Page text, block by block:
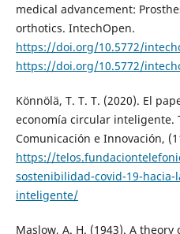
medical advancement:
orthotics. IntechOpen.
https://doi.org/10.5772/
https://doi.org/10.5772/
Könnölä, T. T. T. (2020). El
economía circular inteligente.
Comunicación e Innovación,
https://
sostenibilidad-covid-19-
inteligente/
Maslow, A. H. (1943). A